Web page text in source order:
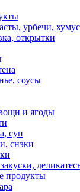
урбечи, хумус
открытки
соусы
и ягоды
суп
снэки
продукты